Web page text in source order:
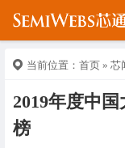
当前位置： 首页 » 芯
2019年度中
榜